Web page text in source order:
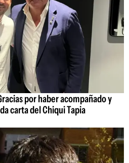
por haber acompañado y
carta del Chiqui Tapia